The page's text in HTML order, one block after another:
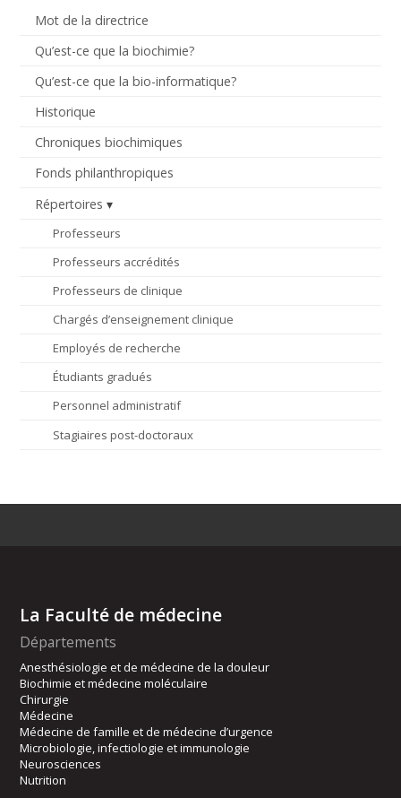
Mot de la directrice
Qu’est-ce que la biochimie?
Qu’est-ce que la bio-informatique?
Historique
Chroniques biochimiques
Fonds philanthropiques
Répertoires
Professeurs
Professeurs accrédités
Professeurs de clinique
Chargés d’enseignement clinique
Employés de recherche
Étudiants gradués
Personnel administratif
Stagiaires post-doctoraux
La Faculté de médecine
Départements
Anesthésiologie et de médecine de la douleur
Biochimie et médecine moléculaire
Chirurgie
Médecine
Médecine de famille et de médecine d’urgence
Microbiologie, infectiologie et immunologie
Neurosciences
Nutrition